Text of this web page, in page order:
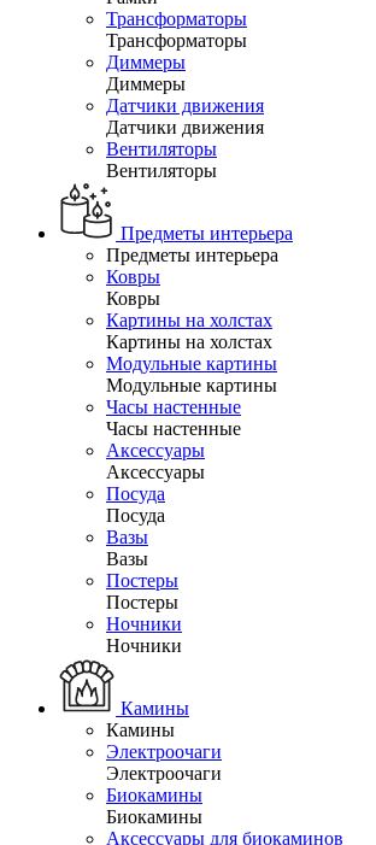
Трансформаторы
Трансформаторы
Диммеры
Диммеры
Датчики движения
Датчики движения
Вентиляторы
Вентиляторы
Предметы интерьера
Предметы интерьера
Ковры
Ковры
Картины на холстах
Картины на холстах
Модульные картины
Модульные картины
Часы настенные
Часы настенные
Аксессуары
Аксессуары
Посуда
Посуда
Вазы
Вазы
Постеры
Постеры
Ночники
Ночники
Камины
Камины
Электроочаги
Электроочаги
Биокамины
Биокамины
Аксессуары для биокаминов